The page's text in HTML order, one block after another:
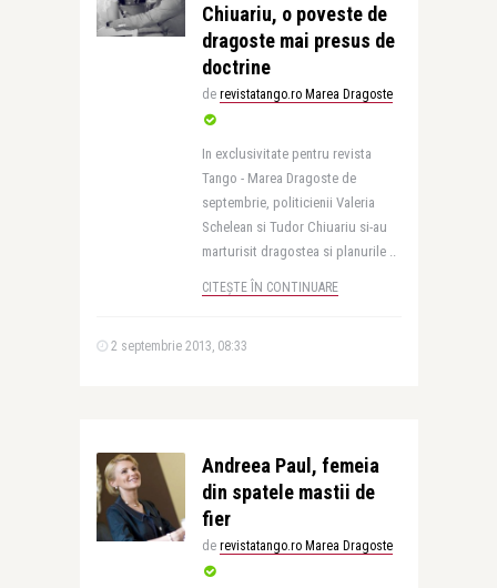
Chiuariu, o poveste de
dragoste mai presus de
doctrine
de revistatango.ro Marea Dragoste
In exclusivitate pentru revista
Tango - Marea Dragoste de
septembrie, politicienii Valeria
Schelean si Tudor Chiuariu si-au
marturisit dragostea si planurile ..
CITEȘTE ÎN CONTINUARE
2 septembrie 2013, 08:33
Andreea Paul, femeia
din spatele mastii de
fier
de revistatango.ro Marea Dragoste